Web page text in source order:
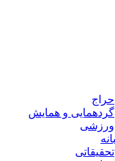
حراج
گردهمایی و همایش
ورزشی
تحقیقاتی